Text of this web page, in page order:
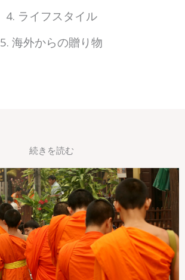
4. ライフスタイル
5. 海外からの贈り物
続きを読む